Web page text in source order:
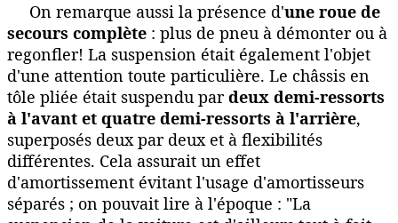
On remarque aussi la présence d'une roue de
secours complète : plus de pneu à démonter ou à
regonfler! La suspension était également l'objet
d'une attention toute particulière. Le châssis en
tôle pliée était suspendu pardeux demi-ressorts
à l'avant et quatre demi-ressorts à l'arrière,
superposés deux par deux et à flexibilités
différentes. Cela assurait un effet
d'amortissement évitant l'usage d'amortisseurs
séparés ; on pouvait lire à l'époque : "La